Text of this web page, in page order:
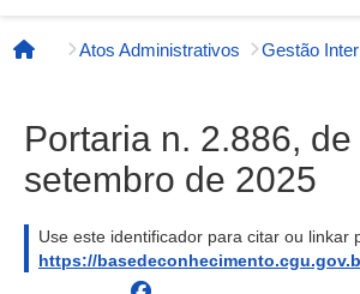
Página inicial
Atos Administrativos Gestão
Portaria n. 2.886, de
setembro de 2025
Use este identificador para citar ou linkar
https://